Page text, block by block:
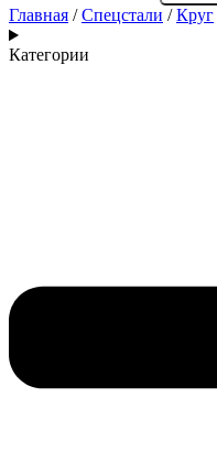
Главная /Спецстали /Круг
Категории